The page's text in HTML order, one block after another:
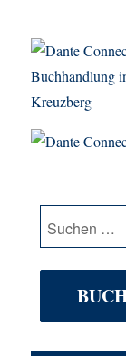
Dante
Suche
nach: